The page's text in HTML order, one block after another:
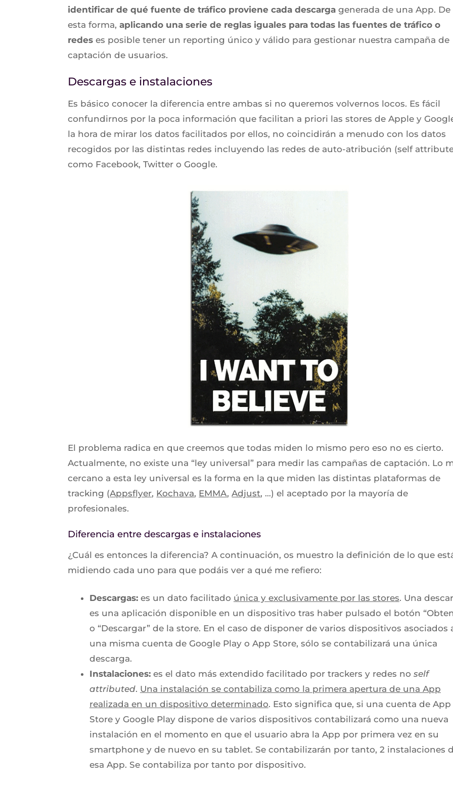
identificar de qué fuente de tráfico proviene cada descarga generada de una App. De
esta forma,aplicando una serie de reglas iguales para todas las fuentes de tráfico o
redes es posible tener un reporting único y válido para gestionar nuestra campaña de
captación de usuarios.
Descargas e instalaciones
Es básico conocer la diferencia entre ambas si no queremos volvernos locos. Es fácil
confundirnos por la poca información que facilitan a priori las stores de Apple y
la hora de mirar los datos facilitados por ellos, no coincidirán a menudo con los datos
recogidos por las distintas redes incluyendo las redes de auto-atribución (self
como Facebook, Twitter o Google.
El problema radica en que creemos que todas miden lo mismo pero eso no es cierto.
Actualmente, no existe una “ley universal” para medir las campañas de captación. Lo
cercano a esta ley universal es la forma en la que miden las distintas plataformas de
tracking (Appsflyer, Kochava, EMMA,Adjust, …) el aceptado por la mayoría de
profesionales.
Diferencia entre descargas e instalaciones
¿Cuál es entonces la diferencia? A continuación, os muestro la definición de lo que
midiendo cada uno para que podáis ver a qué me refiero:
Descargas:es un dato facilitado única y exclusivamente por las stores. Una
es una aplicación disponible en un dispositivo tras haber pulsado el botón
o “Descargar” de la store. En el caso de disponer de varios dispositivos asociados
una misma cuenta de Google Play o App Store, sólo se contabilizará una única
descarga.
Instalaciones:es el dato más extendido facilitado por trackers y redes no self
attributed. Una instalación se contabiliza como la primera apertura de una App
realizada en un dispositivo determinado. Esto significa que, si una cuenta de App
Store y Google Play dispone de varios dispositivos contabilizará como una nueva
instalación en el momento en que el usuario abra la App por primera vez en su
smartphone y de nuevo en su tablet. Se contabilizarán por tanto, 2 instalaciones
esa App. Se contabiliza por tanto por dispositivo.